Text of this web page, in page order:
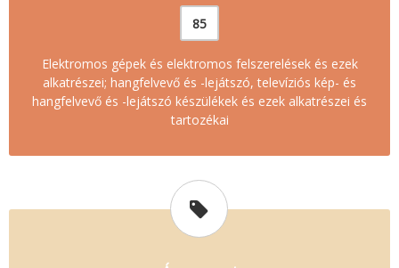
85
Elektromos gépek és elektromos felszerelések és ezek
alkatrészei; hangfelvevő és -lejátszó, televíziós kép- és
hangfelvevő és -lejátszó készülékek és ezek alkatrészei és
tartozékai